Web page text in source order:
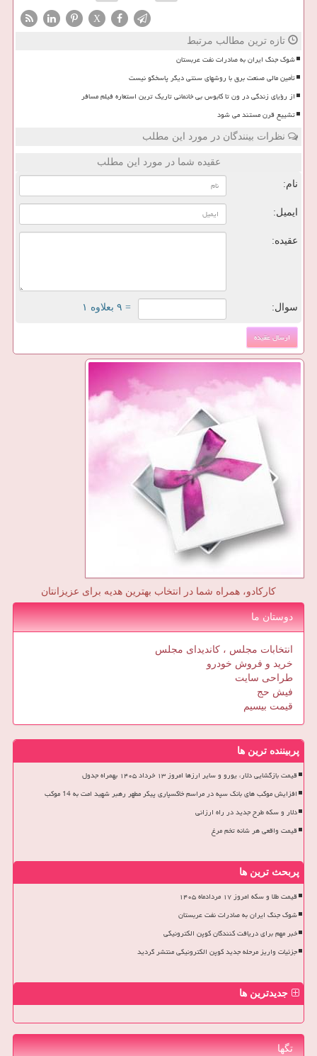
X
تازه ترین مطالب مرتبط
شوک جنگ ایران به صادرات نفت عربستان
تأمین مالی صنعت برق با روشهای سنتی دیگر پاسخگو نیست
از رؤیای زندگی در ون تا کابوس بی خانمانی تاریک ترین استعاره فیلم مسافر
تشییع قرن مستند می شود
نظرات بینندگان در مورد این مطلب
عقیده شما در مورد این مطلب
نام:
ایمیل:
عقیده:
سوال: = ۹ بعلاوه ۱
کارکادو، همراه شما در انتخاب بهترین هدیه برای عزیزانتان
دوستان ما
انتخابات مجلس ، کاندیدای مجلس
خرید و فروش خودرو
طراحی سایت
فیش حج
قیمت بیسیم
پربیننده ترین ها
قیمت بازگشایی دلار، یورو و سایر ارزها امروز ۱۳ خرداد ۱۴۰۵ بهمراه جدول
افزایش موکب های بانک سپه در مراسم خاکسپاری پیکر مطهر رهبر شهید امت به 14 موکب
دلار و سکه طرح جدید در راه ارزانی
قیمت واقعی هر شانه تخم مرغ
پربحث ترین ها
قیمت طلا و سکه امروز ۱۷ مردادماه ۱۴۰۵
شوک جنگ ایران به صادرات نفت عربستان
خبر مهم برای دریافت کنندگان کوپن الکترونیکی
جزئیات واریز مرحله جدید کوپن الکترونیکی منتشر گردید
جدیدترین ها
تگها